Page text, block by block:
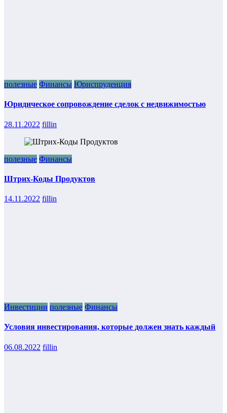
полезные Финансы Юриспруденция
Юридическое сопровождение сделок с недвижимостью
28.11.2022 fillin
полезные Финансы
Штрих-Коды Продуктов
14.11.2022 fillin
Инвестиции полезные Финансы
Условия инвестирования, которые должен знать каждый
06.08.2022 fillin